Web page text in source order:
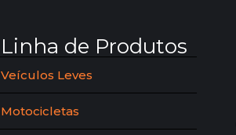
Linha de Produtos
Veículos Leves
Motocicletas